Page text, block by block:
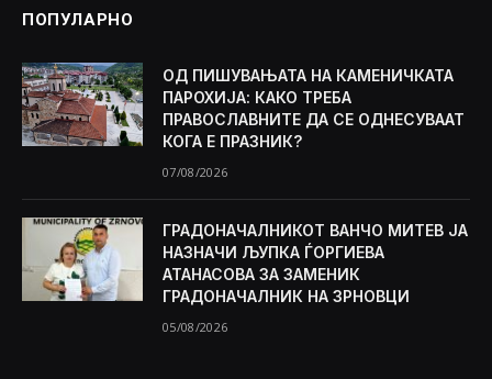
ПОПУЛАРНО
ОД ПИШУВАЊАТА НА КАМЕНИЧКАТА
ПАРОХИЈА: КАКО ТРЕБА
ПРАВОСЛАВНИТЕ ДА СЕ ОДНЕСУВААТ
КОГА Е ПРАЗНИК?
07/08/2026
ГРАДОНАЧАЛНИКОТ ВАНЧО МИТЕВ ЈА
НАЗНАЧИ ЉУПКА ЃОРГИЕВА
АТАНАСОВА ЗА ЗАМЕНИК
ГРАДОНАЧАЛНИК НА ЗРНОВЦИ
05/08/2026